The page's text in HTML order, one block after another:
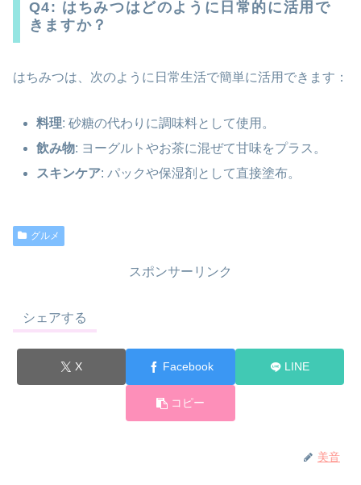
Q4: はちみつはどのように日常的に活用で
きますか？
はちみつは、次のように日常生活で簡単に活用できます：
料理: 砂糖の代わりに調味料として使用。
飲み物: ヨーグルトやお茶に混ぜて甘味をプラス。
スキンケア: パックや保湿剤として直接塗布。
グルメ
スポンサーリンク
シェアする
X Facebook LINE
コピー
美音